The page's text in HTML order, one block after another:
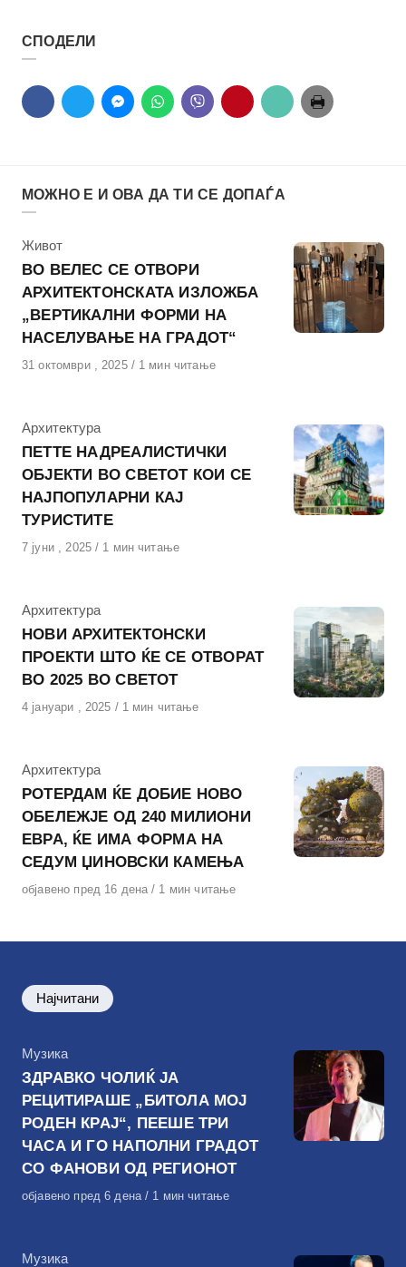
СПОДЕЛИ
МОЖНО Е И ОВА ДА ТИ СЕ ДОПАЃА
КАтегорија
Живот
ВО ВЕЛЕС СЕ ОТВОРИ
АРХИТЕКТОНСКАТА ИЗЛОЖБА
„ВЕРТИКАЛНИ ФОРМИ НА
НАСЕЛУВАЊЕ НА ГРАДОТ“
Објавено
31 октомври , 2025 1 мин читање
КАтегорија
Архитектура
ПЕТТЕ НАДРЕАЛИСТИЧКИ
ОБЈЕКТИ ВО СВЕТОТ КОИ СЕ
НАЈПОПУЛАРНИ КАЈ
ТУРИСТИТЕ
Објавено
7 јуни , 2025 1 мин читање
КАтегорија
Архитектура
НОВИ АРХИТЕКТОНСКИ
ПРОЕКТИ ШТО ЌЕ СЕ ОТВОРАТ
ВО 2025 ВО СВЕТОТ
Објавено
4 јануари , 2025 1 мин читање
КАтегорија
Архитектура
РОТЕРДАМ ЌЕ ДОБИЕ НОВО
ОБЕЛЕЖЈЕ ОД 240 МИЛИОНИ
ЕВРА, ЌЕ ИМА ФОРМА НА
СЕДУМ ЏИНОВСКИ КАМЕЊА
Објавено
објавено пред 16 дена 1 мин читање
Најчитани
КАтегорија
Музика
ЗДРАВКО ЧОЛИЌ ЈА
РЕЦИТИРАШЕ „БИТОЛА МОЈ
РОДЕН КРАЈ“, ПЕЕШЕ ТРИ
ЧАСА И ГО НАПОЛНИ ГРАДОТ
СО ФАНОВИ ОД РЕГИОНОТ
Објавено
објавено пред 6 дена 1 мин читање
КАтегорија
Музика